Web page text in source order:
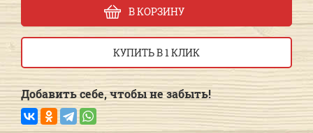
В КОРЗИНУ
КУПИТЬ В 1 КЛИК
Добавить себе, чтобы не забыть!